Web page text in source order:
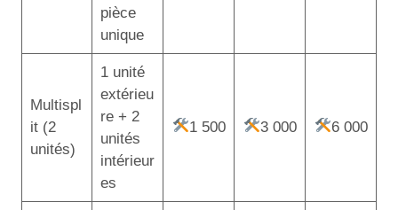
pièce
unique
Multispl
it (2
unités)
1 unité
extérieu
re + 2
unités
intérieur
es
1 500 3 000 6 000